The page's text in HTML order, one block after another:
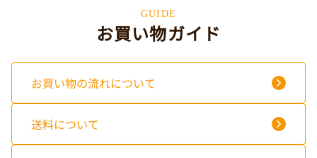
GUIDE
お買い物ガイド
お買い物の流れについて
送料について